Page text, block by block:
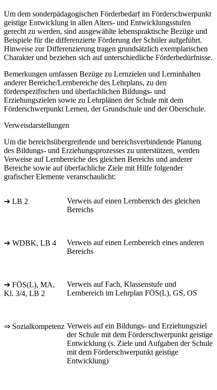
Um dem sonderpädagogischen Förderbedarf im Förderschwerpunkt
geistige Entwicklung in allen Alters- und Entwicklungsstufen
gerecht zu werden, sind ausgewählte lebenspraktische Bezüge und
Beispiele für die differenzierte Förderung der Schüler aufgeführt.
Hinweise zur Differenzierung tragen grundsätzlich exemplarischen
Charakter und beziehen sich auf unterschiedliche Förderbedürfnisse.
Bemerkungen umfassen Bezüge zu Lernzielen und Lerninhalten
anderer Bereiche/Lernbereiche des Lehrplans, zu den
förderspezifischen und überfachlichen Bildungs- und
Erziehungszielen sowie zu Lehrplänen der Schule mit dem
Förderschwerpunkt Lernen, der Grundschule und der Oberschule.
Verweisdarstellungen
Um die bereichsübergreifende und bereichsverbindende Planung
des Bildungs- und Erziehungsprozesses zu unterstützen, werden
Verweise auf Lernbereiche des gleichen Bereichs und anderer
Bereiche sowie auf überfachliche Ziele mit Hilfe folgender
grafischer Elemente veranschaulicht:
➔ LB 2
Verweis auf einen Lernbereich des gleichen
Bereichs
➔ WDBK, LB 4
Verweis auf einen Lernbereich eines anderen
Bereichs
➔ FÖS(L), MA,
Kl. 3/4, LB 2
Verweis auf Fach, Klassenstufe und
Lernbereich im Lehrplan FÖS(L), GS, OS
⇒ Sozialkompetenz Verweis auf ein Bildungs- und Erziehungsziel
der Schule mit dem Förderschwerpunkt geistige
Entwicklung (s. Ziele und Aufgaben der Schule
mit dem Förderschwerpunkt geistige
Entwicklung)